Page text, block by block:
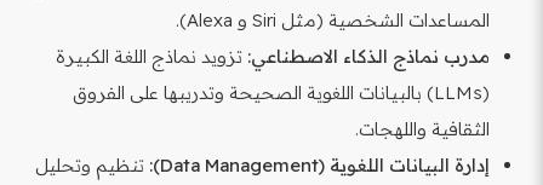
المساعدات الشخصية (مثل Siri و Alexa).
مدرب نماذج الذكاء الاصطناعي: تزويد نماذج اللغة الكبيرة
(LLMs) بالبيانات اللغوية الصحيحة وتدريبها على الفروق
الثقافية واللهجات.
إدارة البيانات اللغوية (Data Management):
تنظيم وتحليل